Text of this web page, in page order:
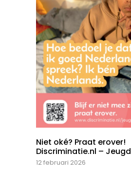
Niet oké? Praat erover!
Discriminatie.nl – Jeugd
12 februari 2026